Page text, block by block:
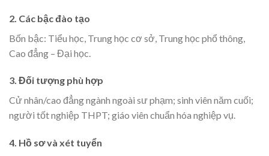
2. Các bậc đào tạo
Bốn bậc: Tiểu học, Trung học cơ sở, Trung học phổ thông,
Cao đẳng – Đại học.
3. Đối tượng phù hợp
Cử nhân/cao đẳng ngành ngoài sư phạm; sinh viên năm cuối;
người tốt nghiệp THPT; giáo viên chuẩn hóa nghiệp vụ.
4. Hồ sơ và xét tuyển